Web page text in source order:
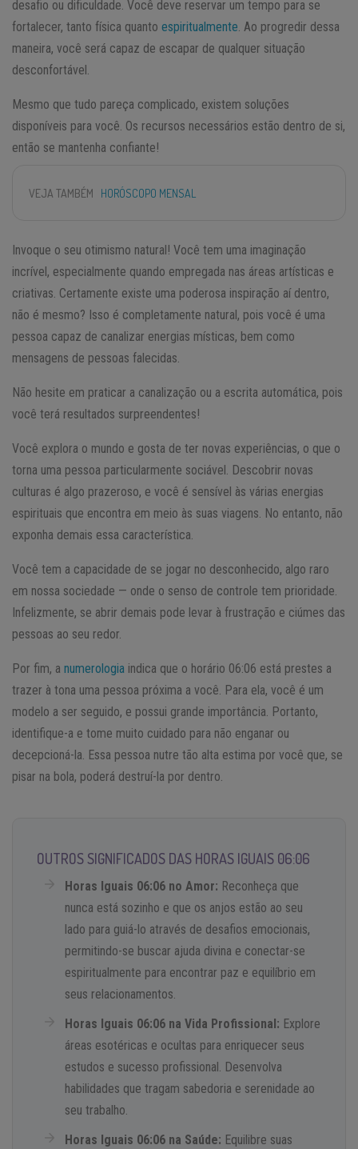
desafio ou dificuldade. Você deve reservar um tempo para se
fortalecer, tanto física quanto espiritualmente. Ao progredir dessa
maneira, você será capaz de escapar de qualquer situação
desconfortável.
Mesmo que tudo pareça complicado, existem soluções
disponíveis para você. Os recursos necessários estão dentro de si,
então se mantenha confiante!
VEJA TAMBÉM HORÓSCOPO MENSAL
Invoque o seu otimismo natural! Você tem uma imaginação
incrível, especialmente quando empregada nas áreas artísticas e
criativas. Certamente existe uma poderosa inspiração aí dentro,
não é mesmo? Isso é completamente natural, pois você é uma
pessoa capaz de canalizar energias místicas, bem como
mensagens de pessoas falecidas.
Não hesite em praticar a canalização ou a escrita automática, pois
você terá resultados surpreendentes!
Você explora o mundo e gosta de ter novas experiências, o que o
torna uma pessoa particularmente sociável. Descobrir novas
culturas é algo prazeroso, e você é sensível às várias energias
espirituais que encontra em meio às suas viagens. No entanto, não
exponha demais essa característica.
Você tem a capacidade de se jogar no desconhecido, algo raro
em nossa sociedade — onde o senso de controle tem prioridade.
Infelizmente, se abrir demais pode levar à frustração e ciúmes das
pessoas ao seu redor.
Por fim, a numerologia indica que o horário 06:06 está prestes a
trazer à tona uma pessoa próxima a você. Para ela, você é um
modelo a ser seguido, e possui grande importância. Portanto,
identifique-a e tome muito cuidado para não enganar ou
decepcioná-la. Essa pessoa nutre tão alta estima por você que, se
pisar na bola, poderá destruí-la por dentro.
OUTROS SIGNIFICADOS DAS HORAS IGUAIS 06:06
Horas Iguais 06:06 no Amor: Reconheça que
nunca está sozinho e que os anjos estão ao seu
lado para guiá-lo através de desafios emocionais,
permitindo-se buscar ajuda divina e conectar-se
espiritualmente para encontrar paz e equilíbrio em
seus relacionamentos.
Horas Iguais 06:06 na Vida Profissional: Explore
áreas esotéricas e ocultas para enriquecer seus
estudos e sucesso profissional. Desenvolva
habilidades que tragam sabedoria e serenidade ao
seu trabalho.
Horas Iguais 06:06 na Saúde: Equilibre suas